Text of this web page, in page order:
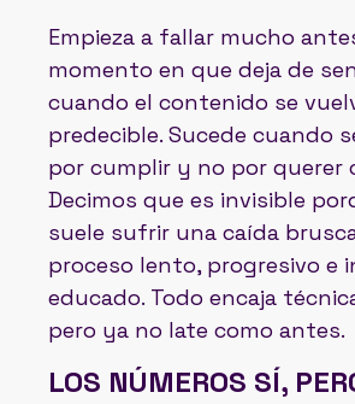
Empieza a fallar mucho
momento en que deja de
cuando el contenido se
predecible. Sucede cuando
por cumplir y no por querer
Decimos que es invisible
suele sufrir una caída
proceso lento, progresivo e
educado. Todo encaja
pero ya no late como antes.
LOS NÚMEROS SÍ,